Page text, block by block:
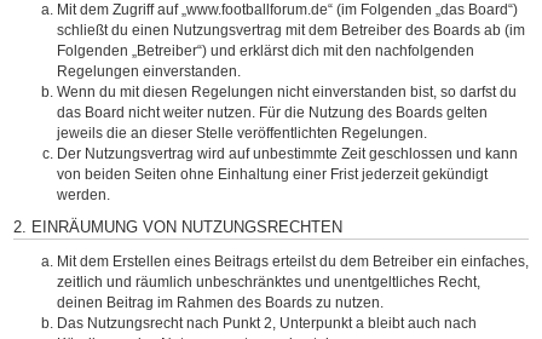
Mit dem Zugriff auf „www.footballforum.de“ (im Folgenden „das Board“)
schließt du einen Nutzungsvertrag mit dem Betreiber des Boards ab (im
Folgenden „Betreiber“) und erklärst dich mit den nachfolgenden
Regelungen einverstanden.
Wenn du mit diesen Regelungen nicht einverstanden bist, so darfst du
das Board nicht weiter nutzen. Für die Nutzung des Boards gelten
jeweils die an dieser Stelle veröffentlichten Regelungen.
Der Nutzungsvertrag wird auf unbestimmte Zeit geschlossen und kann
von beiden Seiten ohne Einhaltung einer Frist jederzeit gekündigt
werden.
2. EINRÄUMUNG VON NUTZUNGSRECHTEN
Mit dem Erstellen eines Beitrags erteilst du dem Betreiber ein einfaches,
zeitlich und räumlich unbeschränktes und unentgeltliches Recht,
deinen Beitrag im Rahmen des Boards zu nutzen.
Das Nutzungsrecht nach Punkt 2, Unterpunkt a bleibt auch nach